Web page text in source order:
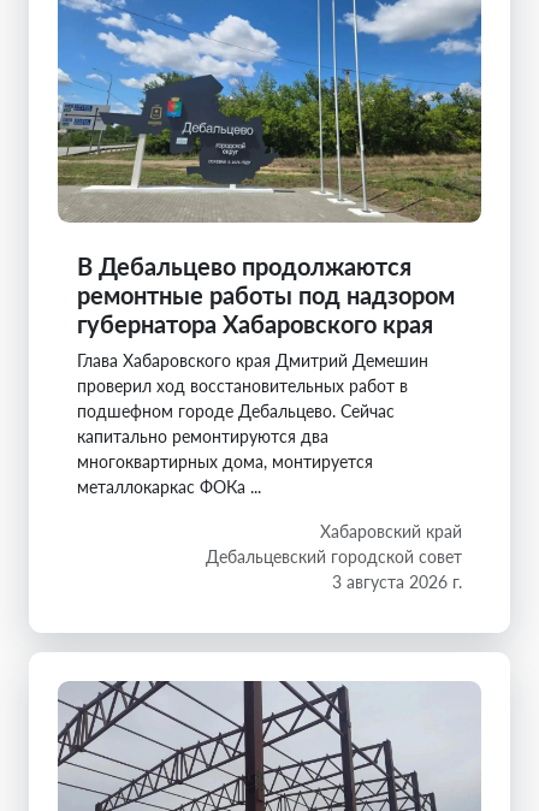
В Дебальцево продолжаются
ремонтные работы под надзором
губернатора Хабаровского края
Глава Хабаровского края Дмитрий Демешин
проверил ход восстановительных работ в
подшефном городе Дебальцево. Сейчас
капитально ремонтируются два
многоквартирных дома, монтируется
металлокаркас ФОКа ...
Хабаровский край
Дебальцевский городской совет
3 августа 2026 г.